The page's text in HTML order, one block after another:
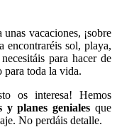
vacaciones, ¡sobre
encontraréis sol, playa,
para hacer de
para toda la vida.
os interesa! Hemos
y planes geniales que
No perdáis detalle.